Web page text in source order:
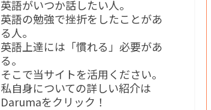
英語がいつか話したい人。
英語の勉強で挫折をしたことがあ
る人。
英語上達には「慣れる」必要があ
る。
そこで当サイトを活用ください。
私自身についての詳しい紹介は
Darumaをクリック！